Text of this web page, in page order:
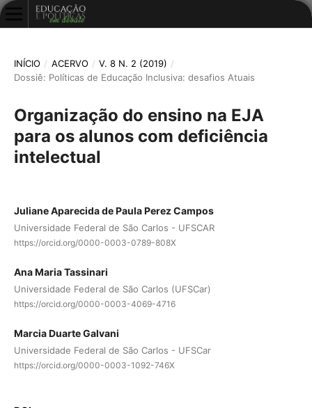
INÍCIO / ACERVO / V. 8 N. 2 (2019) /
Dossiê: Políticas de Educação Inclusiva: desafios Atuais
Organização do ensino na EJA
para os alunos com deficiência
intelectual
Juliane Aparecida de Paula Perez Campos
Universidade Federal de São Carlos - UFSCAR
https://orcid.org/0000-0003-0789-808X
Ana Maria Tassinari
Universidade Federal de São Carlos (UFSCar)
https://orcid.org/0000-0003-4069-4716
Marcia Duarte Galvani
Universidade Federal de São Carlos - UFSCar
https://orcid.org/0000-0003-1092-746X